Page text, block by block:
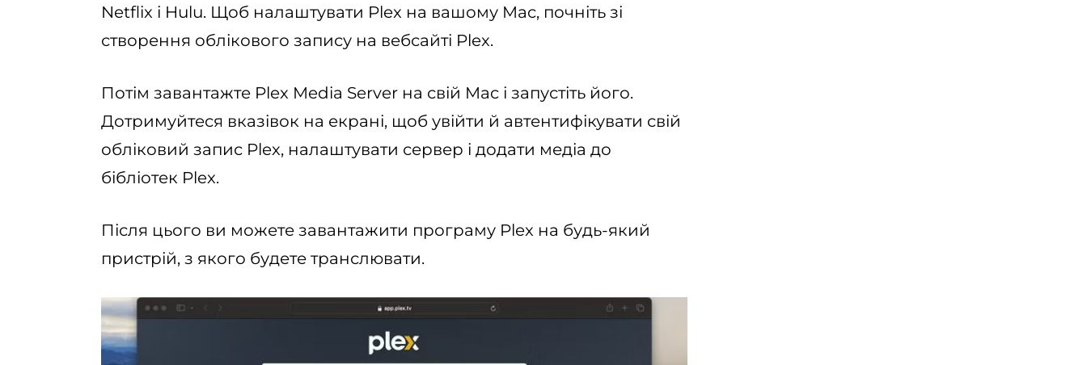
Netflix і Hulu. Щоб налаштувати Plex на вашому Mac, почніть зі
створення облікового запису на вебсайті Plex.
Потім завантажте Plex Media Server на свій Mac і запустіть його.
Дотримуйтеся вказівок на екрані, щоб увійти й автентифікувати свій
обліковий запис Plex, налаштувати сервер і додати медіа до
бібліотек Plex.
Після цього ви можете завантажити програму Plex на будь-який
пристрій, з якого будете транслювати.